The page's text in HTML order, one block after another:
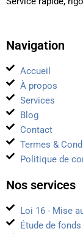
Navigation
Accueil
À propos
Services
Blog
Contact
Termes &
Politique de
Nos services
Loi 16 - Mise
Étude de